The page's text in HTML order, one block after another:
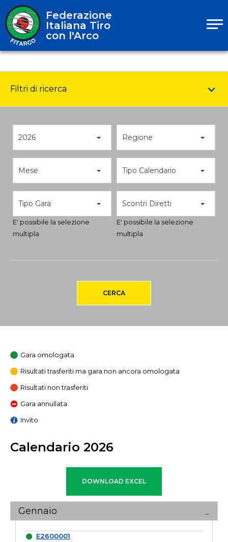
Federazione
Italiana Tiro
con l'Arco
Filtri di ricerca
2026 Regione
Mese Tipo Calendario
Tipo Gara
E' possibile la selezione
multipla
Scontri Diretti
E' possibile la selezione
multipla
CERCA
Gara omologata
Risultati trasferiti ma gara non ancora omologata
Risultati non trasferiti
Gara annullata
Invito
Calendario 2026
Gennaio
E2600001